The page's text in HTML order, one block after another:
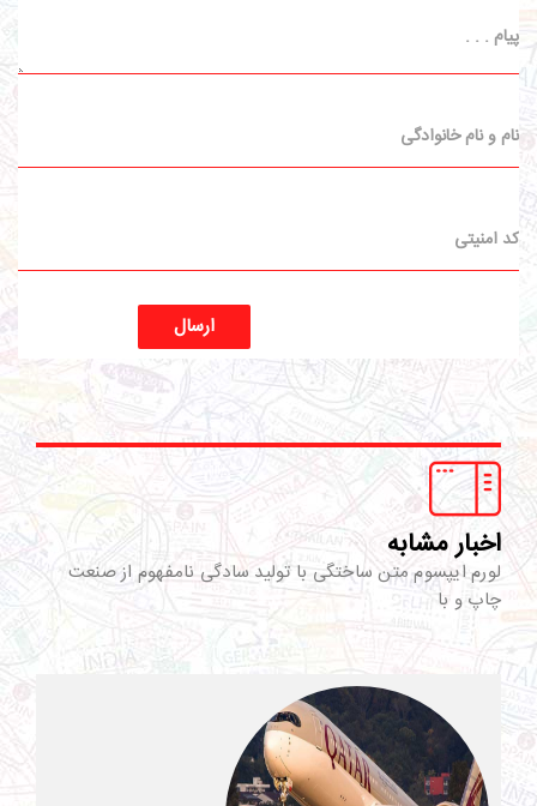
ارسال
اخبار مشابه
لورم ایپسوم متن ساختگی با تولید سادگی نامفهوم از صنعت
چاپ و با